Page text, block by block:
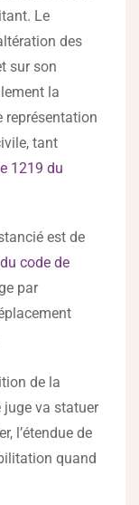
Le
des
sur son
la
représentation
tant
1219 du
est de
code de
par
de la
juge va statuer
l’étendue de
quand